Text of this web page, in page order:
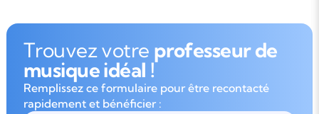
Trouvez votre professeur de
musique idéal !
Remplissez ce formulaire pour être recontacté
rapidement et bénéficier :